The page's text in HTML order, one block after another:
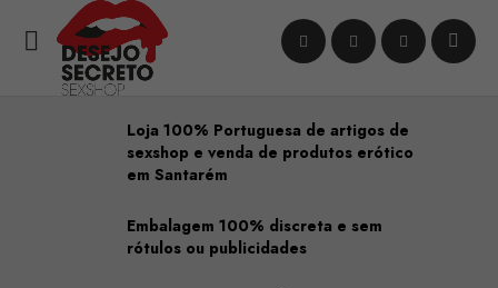

Loja 100% Portuguesa de artigos de
sexshop e venda de produtos erótico
em Santarém
Embalagem 100% discreta e sem
rótulos ou publicidades